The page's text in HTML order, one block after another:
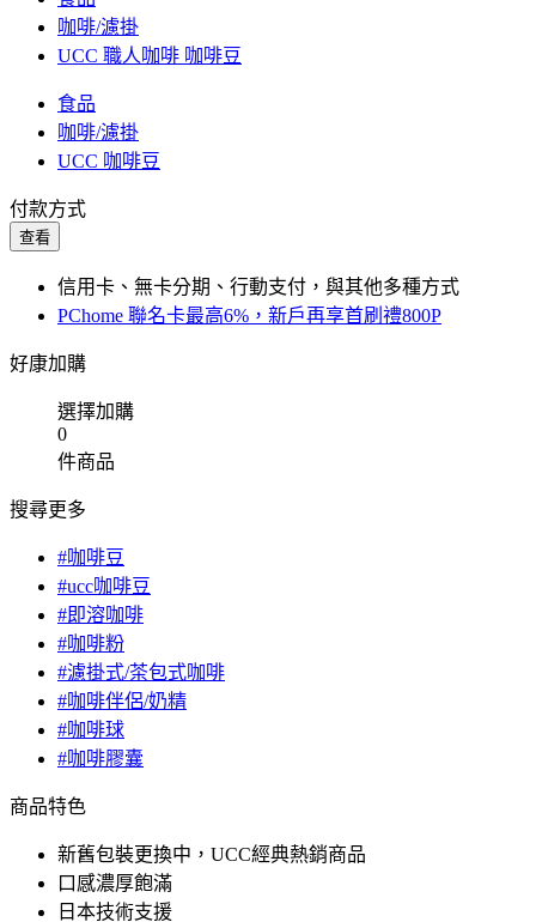
咖啡/濾掛
UCC 職人咖啡 咖啡豆
食品
咖啡/濾掛
UCC 咖啡豆
付款方式
查看
信用卡、無卡分期、行動支付，與其他多種方式
PChome 聯名卡最高6%，新戶再享首刷禮800P
好康加購
選擇加購
0
件商品
搜尋更多
#咖啡豆
#ucc咖啡豆
#即溶咖啡
#咖啡粉
#濾掛式/茶包式咖啡
#咖啡伴侶/奶精
#咖啡球
#咖啡膠囊
商品特色
新舊包裝更換中，UCC經典熱銷商品
口感濃厚飽滿
日本技術支援